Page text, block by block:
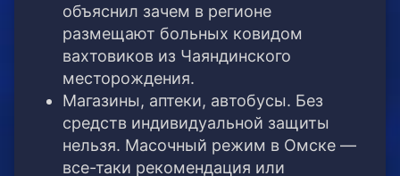
объяснил зачем в регионе
размещают больных ковидом
вахтовиков из Чаяндинского
месторождения.
Магазины, аптеки, автобусы. Без
средств индивидуальной защиты
нельзя. Масочный режим в Омске —
все-таки рекомендация или